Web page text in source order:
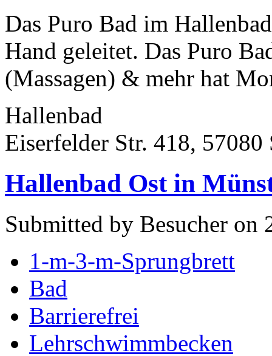
Das Puro Bad im
Hand geleitet. Das Puro
(Massagen) & mehr hat
Hallenbad
Eiserfelder Str. 418, 57080
Hallenbad Ost in
Submitted by Besucher on
1-m-3-m-Sprungbrett
Bad
Barrierefrei
Lehrschwimmbecken